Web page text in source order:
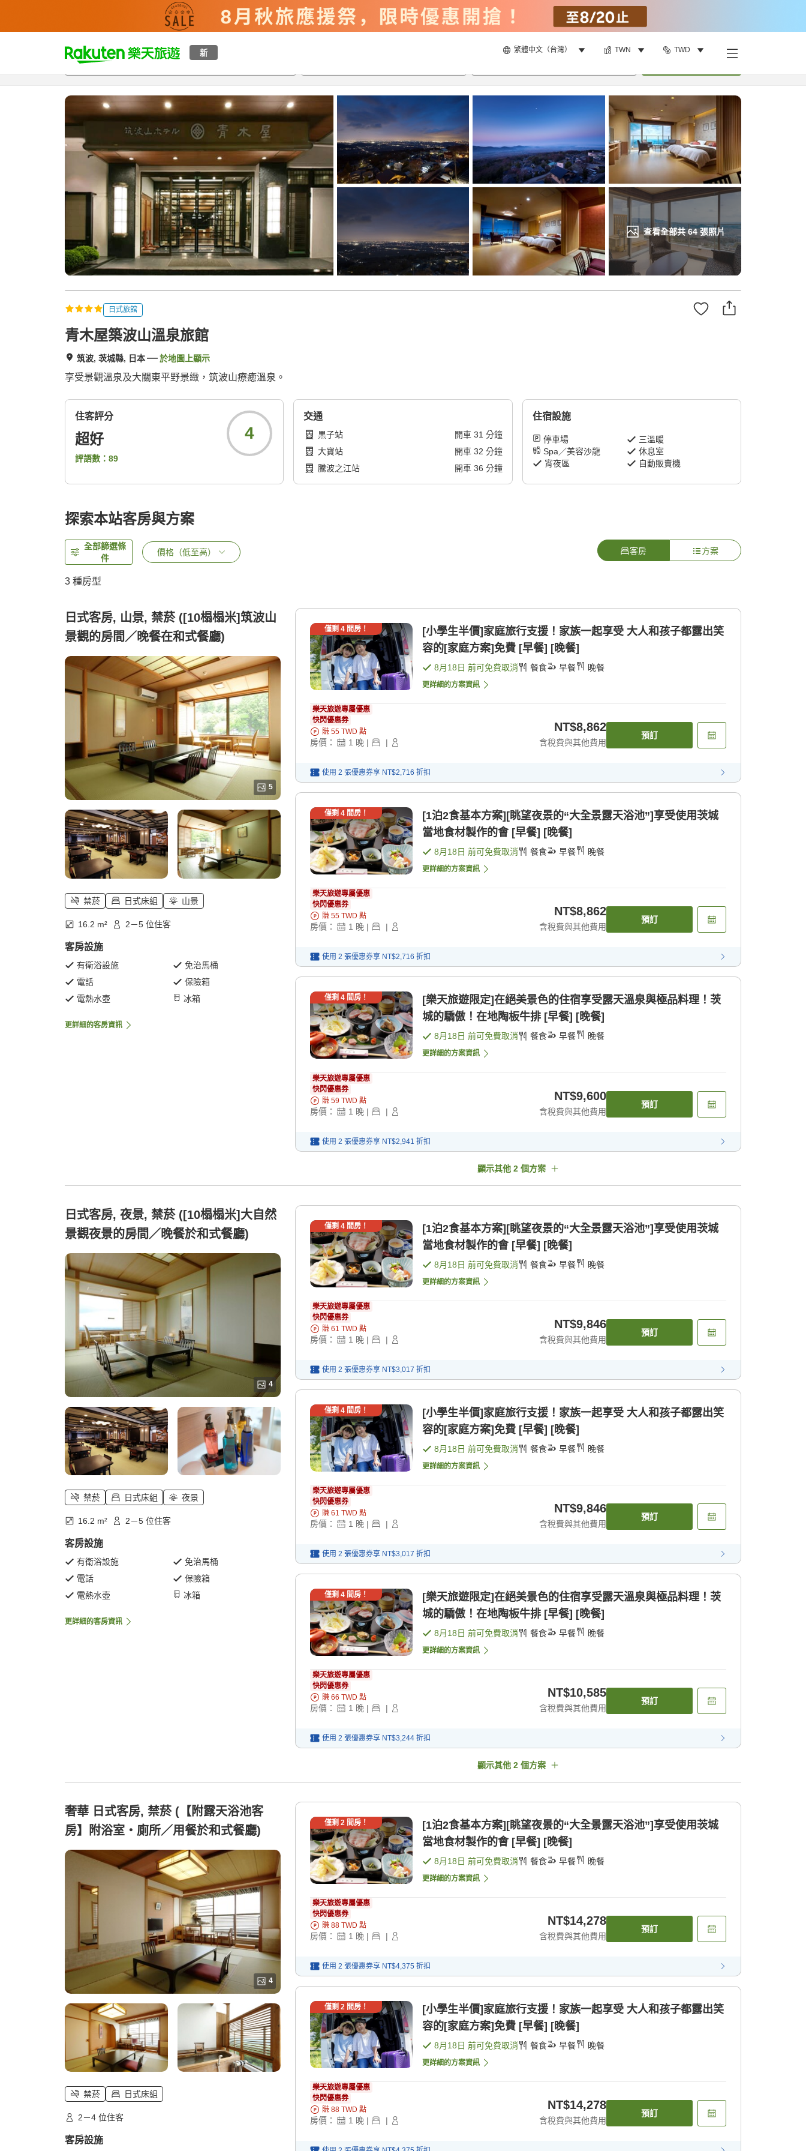
新 繁體中文（台灣） TWN TWD
t
p
a
e
_
s
c
查看全部共64張照片
總覽客房與方案評語特點設施
日式旅館
青木屋築波山溫泉旅館
筑波, 茨城縣, 日本 於地圖上顯示
享受景觀溫泉及大關東平野景緻，筑波山療癒溫泉。
住客評分
超好
評語數： 89
4
交通
黒子站 開車 31 分鐘
大寶站
開車 32 分鐘
騰波之江站
開車 36 分鐘
住宿設施
停車場
三溫暖
Spa／美容沙龍
休息室
宵夜區
自動販賣機
探索本站客房與方案
全部篩選條
件
價格（低至高） 客房 方案
3 種房型
日式客房, 山景, 禁菸 ([10榻榻米]筑波山
景觀的房間／晚餐在和式餐廳)
5
禁菸 日式床組 山景
16.2 m² 2－5 位住客
客房設施
有衛浴設施
免治馬桶
電話
保險箱
電熱水壺
冰箱
更詳細的客房資訊
僅剩 4間房！
[小學生半價]家庭旅行支援！家族一起享受 大人和孩子都露出笑
容的[家庭方案]免費 [早餐] [晚餐]
8月18日 前可免費取消 餐食 早餐 晚餐
更詳細的方案資訊
樂天旅遊專屬優惠
快閃優惠券
賺 55 TWD 點
房價： 1 晚 | |
NT$8,862
含稅費與其他費用
預訂
使用 2 張優惠券享 NT$2,716 折扣
僅剩 4間房！
[1泊2食基本方案][眺望夜景的“大全景露天浴池”]享受使用茨城
當地食材製作的會 [早餐] [晚餐]
8月18日 前可免費取消 餐食 早餐 晚餐
更詳細的方案資訊
樂天旅遊專屬優惠
快閃優惠券
賺 55 TWD 點
房價： 1 晚 | |
NT$8,862
含稅費與其他費用
預訂
使用 2 張優惠券享 NT$2,716 折扣
僅剩 4間房！
[樂天旅遊限定]在絕美景色的住宿享受露天溫泉與極品料理！茨
城的驕傲！在地陶板牛排 [早餐] [晚餐]
8月18日 前可免費取消 餐食 早餐 晚餐
更詳細的方案資訊
樂天旅遊專屬優惠
快閃優惠券
賺 59 TWD 點
房價： 1 晚 | |
NT$9,600
含稅費與其他費用
預訂
使用 2 張優惠券享 NT$2,941 折扣
顯示其他 2 個方案
日式客房, 夜景, 禁菸 ([10榻榻米]大自然
景觀夜景的房間／晚餐於和式餐廳)
4
禁菸 日式床組 夜景
16.2 m² 2－5 位住客
客房設施
有衛浴設施
免治馬桶
電話
保險箱
電熱水壺
冰箱
更詳細的客房資訊
僅剩 4間房！
[1泊2食基本方案][眺望夜景的“大全景露天浴池”]享受使用茨城
當地食材製作的會 [早餐] [晚餐]
8月18日 前可免費取消 餐食 早餐 晚餐
更詳細的方案資訊
樂天旅遊專屬優惠
快閃優惠券
賺 61 TWD 點
房價： 1 晚 | |
NT$9,846
含稅費與其他費用
預訂
使用 2 張優惠券享 NT$3,017 折扣
僅剩 4間房！
[小學生半價]家庭旅行支援！家族一起享受 大人和孩子都露出笑
容的[家庭方案]免費 [早餐] [晚餐]
8月18日 前可免費取消 餐食 早餐 晚餐
更詳細的方案資訊
樂天旅遊專屬優惠
快閃優惠券
賺 61 TWD 點
房價： 1 晚 | |
NT$9,846
含稅費與其他費用
預訂
使用 2 張優惠券享 NT$3,017 折扣
僅剩 4間房！
[樂天旅遊限定]在絕美景色的住宿享受露天溫泉與極品料理！茨
城的驕傲！在地陶板牛排 [早餐] [晚餐]
8月18日 前可免費取消 餐食 早餐 晚餐
更詳細的方案資訊
樂天旅遊專屬優惠
快閃優惠券
賺 66 TWD 點
房價： 1 晚 | |
NT$10,585
含稅費與其他費用
預訂
使用 2 張優惠券享 NT$3,244 折扣
顯示其他 2 個方案
奢華 日式客房, 禁菸 (【附露天浴池客
房】附浴室・廁所／用餐於和式餐廳)
4
禁菸 日式床組
2－4 位住客
客房設施
僅剩 2 間房！
[1泊2食基本方案][眺望夜景的“大全景露天浴池”]享受使用茨城
當地食材製作的會 [早餐] [晚餐]
8月18日 前可免費取消 餐食 早餐 晚餐
更詳細的方案資訊
樂天旅遊專屬優惠
快閃優惠券
賺 88 TWD 點
房價： 1 晚 | |
NT$14,278
含稅費與其他費用
預訂
使用 2 張優惠券享 NT$4,375 折扣
僅剩 2 間房！
[小學生半價]家庭旅行支援！家族一起享受 大人和孩子都露出笑
容的[家庭方案]免費 [早餐] [晚餐]
8月18日 前可免費取消 餐食 早餐 晚餐
更詳細的方案資訊
樂天旅遊專屬優惠
快閃優惠券
賺 88 TWD 點
房價： 1 晚 | |
NT$14,278
含稅費與其他費用
預訂